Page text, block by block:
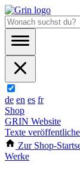
de en es fr
Shop
GRIN Website
Texte
Zur Shop-
Werke